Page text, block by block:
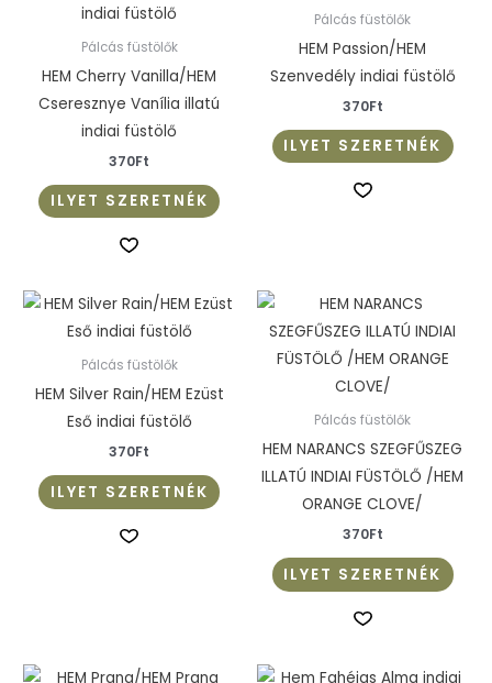
Pálcás füstölők
HEM Cherry Vanilla/HEM
Cseresznye Vanília illatú
indiai füstölő
370Ft
ILYET SZERETNÉK
Pálcás füstölők
HEM Passion/HEM
Szenvedély indiai füstölő
370Ft
ILYET SZERETNÉK
Pálcás füstölők
HEM Silver Rain/HEM Ezüst
Eső indiai füstölő
370Ft
ILYET SZERETNÉK
Pálcás füstölők
HEM NARANCS SZEGFŰSZEG
ILLATÚ INDIAI FÜSTÖLŐ /HEM
ORANGE CLOVE/
370Ft
ILYET SZERETNÉK